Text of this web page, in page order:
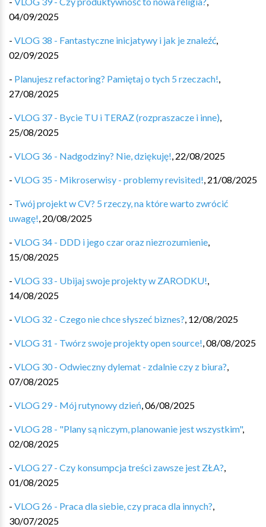
04/09/2025
- VLOG 38 - Fantastyczne inicjatywy i jak je znaleźć,
02/09/2025
- Planujesz refactoring? Pamiętaj o tych 5 rzeczach!,
27/08/2025
- VLOG 37 - Bycie TU i TERAZ (rozpraszacze i inne),
25/08/2025
- VLOG 36 - Nadgodziny? Nie, dziękuję!, 22/08/2025
- VLOG 35 - Mikroserwisy - problemy revisited!, 21/08/2025
- Twój projekt w CV? 5 rzeczy, na które warto zwrócić
uwagę!, 20/08/2025
- VLOG 34 - DDD i jego czar oraz niezrozumienie,
15/08/2025
- VLOG 33 - Ubijaj swoje projekty w ZARODKU!,
14/08/2025
- VLOG 32 - Czego nie chce słyszeć biznes?, 12/08/2025
- VLOG 31 - Twórz swoje projekty open source!,08/08/2025
- VLOG 30 - Odwieczny dylemat - zdalnie czy z biura?,
07/08/2025
- VLOG 29 - Mój rutynowy dzień,06/08/2025
- VLOG 28 - "Plany są niczym, planowanie jest wszystkim",
02/08/2025
- VLOG 27 - Czy konsumpcja treści zawsze jest ZŁA?,
01/08/2025
- VLOG 26 - Praca dla siebie, czy praca dla innych?,
30/07/2025